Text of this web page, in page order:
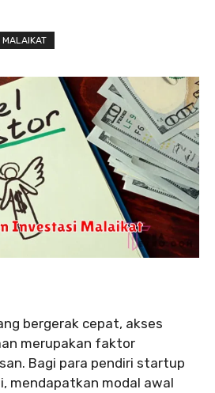
bergerak cepat, akses
merupakan faktor
Bagi para pendiri startup
mendapatkan modal awal